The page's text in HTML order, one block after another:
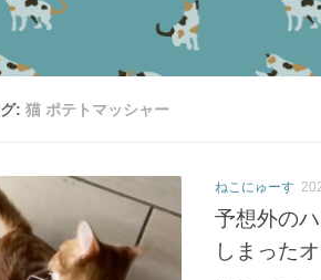
グ:猫 ポテトマッシャー
ねこにゅーす
予想外の
しまった